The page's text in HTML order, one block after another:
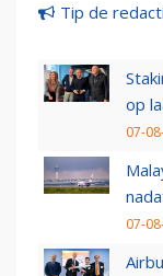
Tip de
op
07-
07-